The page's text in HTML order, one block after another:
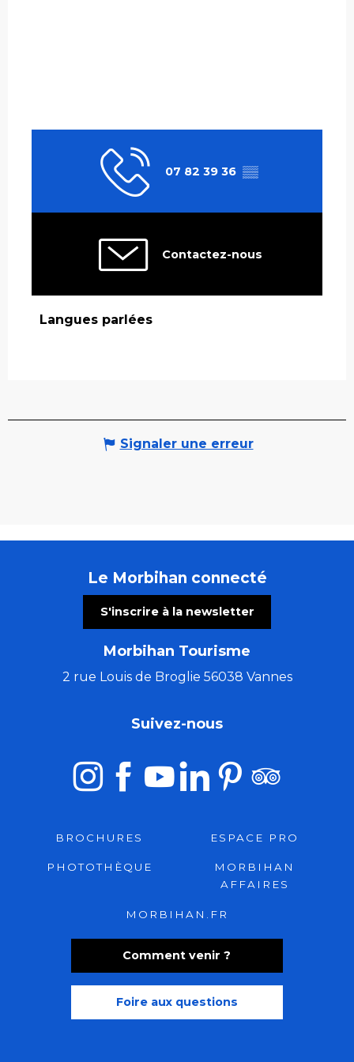
07 82 39 36 ▒▒
Contactez-nous
Langues parlées
Langues parlées
Signaler une erreur
Le Morbihan connecté
S'inscrire à la newsletter
Morbihan Tourisme
2 rue Louis de Broglie 56038 Vannes
Comment venir ?
Foire aux questions
Suivez-nous
BROCHURES ESPACE PRO
PHOTOTHÈQUE
MORBIHAN
AFFAIRES
MORBIHAN.FR